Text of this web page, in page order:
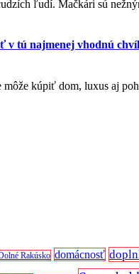
ľudí. Mačkári sú
v tú najmenej vhodnú
môže kúpiť dom, luxus aj
Rakúsko domácnosť